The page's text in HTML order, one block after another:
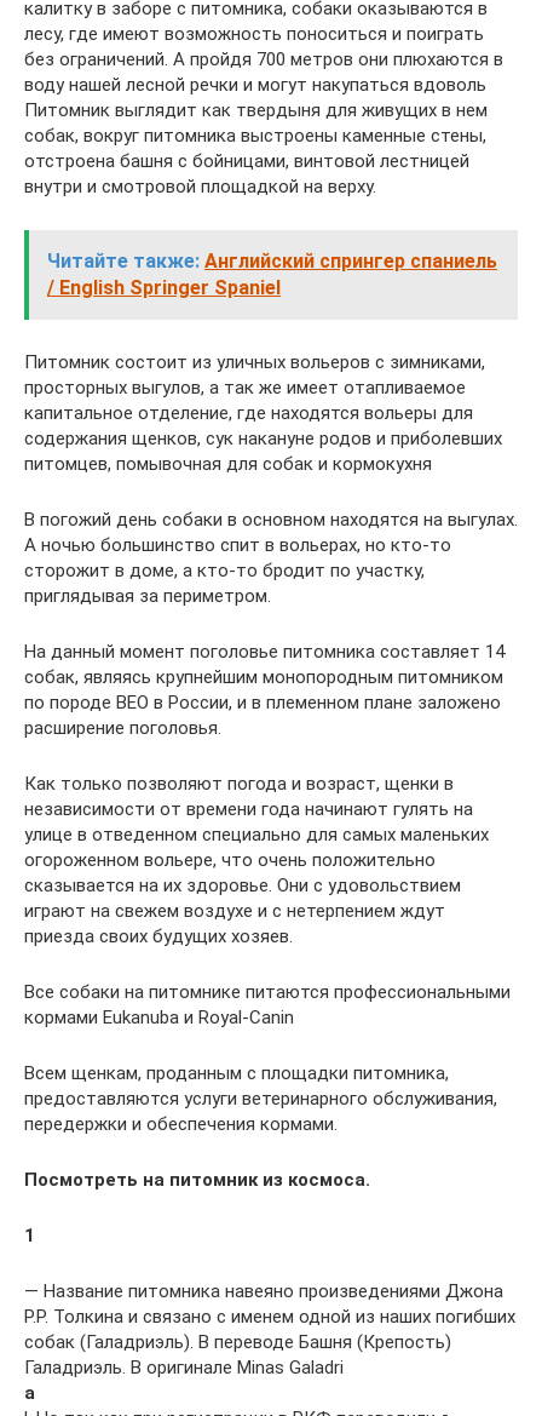
калитку в заборе с питомника, собаки оказываются в
лесу, где имеют возможность поноситься и поиграть
без ограничений. А пройдя 700 метров они плюхаются в
воду нашей лесной речки и могут накупаться вдоволь
Питомник выглядит как твердыня для живущих в нем
собак, вокруг питомника выстроены каменные стены,
отстроена башня с бойницами, винтовой лестницей
внутри и смотровой площадкой на верху.
Читайте также: Английский спрингер спаниель
/ English Springer Spaniel
Питомник состоит из уличных вольеров с зимниками,
просторных выгулов, а так же имеет отапливаемое
капитальное отделение, где находятся вольеры для
содержания щенков, сук накануне родов и приболевших
питомцев, помывочная для собак и кормокухня
В погожий день собаки в основном находятся на выгулах.
А ночью большинство спит в вольерах, но кто-то
сторожит в доме, а кто-то бродит по участку,
приглядывая за периметром.
На данный момент поголовье питомника составляет 14
собак, являясь крупнейшим монопородным питомником
по породе ВЕО в России, и в племенном плане заложено
расширение поголовья.
Как только позволяют погода и возраст, щенки в
независимости от времени года начинают гулять на
улице в отведенном специально для самых маленьких
огороженном вольере, что очень положительно
сказывается на их здоровье. Они с удовольствием
играют на свежем воздухе и с нетерпением ждут
приезда своих будущих хозяев.
Все собаки на питомнике питаются профессиональными
кормами Eukanuba и Royal-Canin
Всем щенкам, проданным с площадки питомника,
предоставляются услуги ветеринарного обслуживания,
передержки и обеспечения кормами.
Посмотреть на питомник из космоса.
1
— Название питомника навеяно произведениями Джона
Р.Р. Толкина и связано с именем одной из наших погибших
собак (Галадриэль). В переводе Башня (Крепость)
Галадриэль. В оригинале Minas Galadri
a